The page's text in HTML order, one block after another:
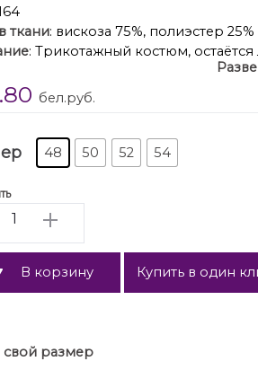
ткани: вискоза 75%, полиэстер 25%
: Трикотажный костюм,
стороны, в соцсетях модных
с другой, некоторые
лишних деталей,
т.е. некоторый объём, который
джемпер с заниженной
прямая, длины миди, на
Длина
Длина
Длина
бел.руб.
48 50 52 54
Количество
В корзину Купить в один
свой размер